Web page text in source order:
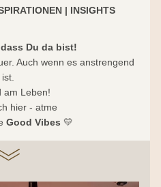
| INSIGHTS
Du da bist!
Auch wenn es anstrengend
ist.
am Leben!
hier - atme
Good Vibes 💛